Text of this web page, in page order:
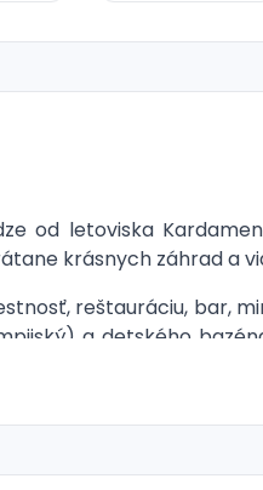
od letoviska
krásnych záhrad a
reštauráciu, bar,
a detského